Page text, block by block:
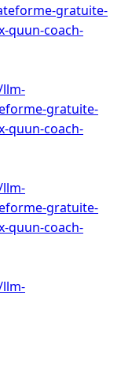
gratuite-
quun-coach-
gratuite-
quun-coach-
gratuite-
quun-coach-